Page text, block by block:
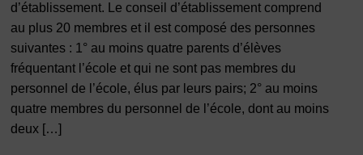
d’établissement. Le conseil d’établissement comprend
au plus 20 membres et il est composé des personnes
suivantes : 1° au moins quatre parents d’élèves
fréquentant l’école et qui ne sont pas membres du
personnel de l’école, élus par leurs pairs; 2° au moins
quatre membres du personnel de l’école, dont au moins
deux […]